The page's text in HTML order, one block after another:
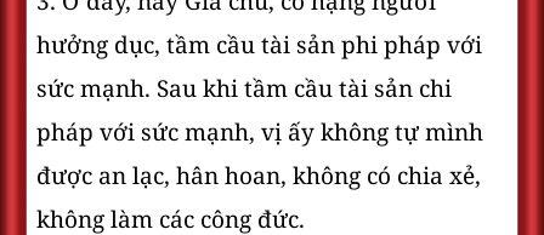
hưởng dục, tầm cầu tài sản phi pháp với
sức mạnh. Sau khi tầm cầu tài sản chi
pháp với sức mạnh, vị ấy không tự mình
được an lạc, hân hoan, không có chia xẻ,
không làm các công đức.